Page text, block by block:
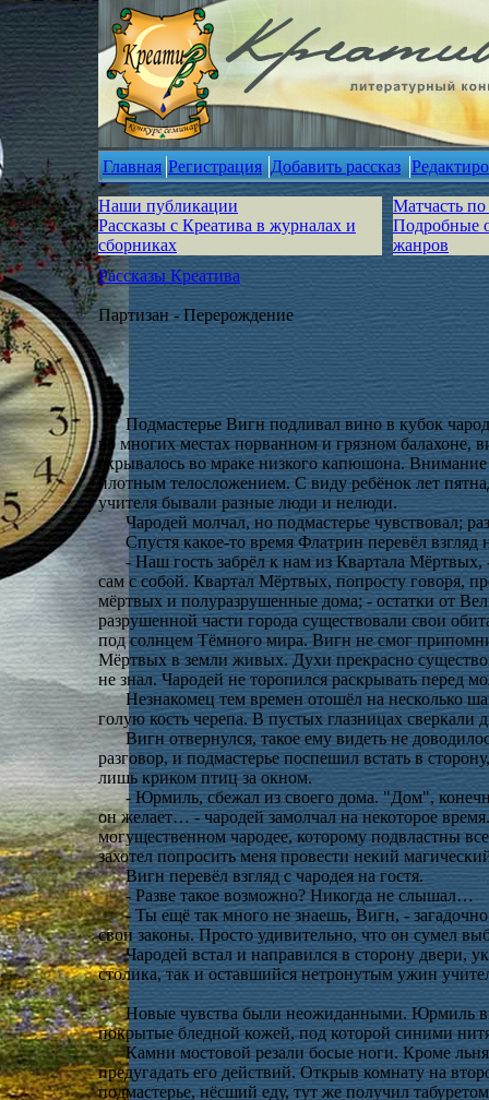
Главная Регистрация Добавить рассказ
Наши публикации
Рассказы с Креатива в журналах и
сборниках
Матчасть
Подробные
жанров
Рассказы Креатива
Партизан - Перерождение
Подмастерье Вигн подливал вино в кубок
во многих местах порванном и грязном
скрывалось во мраке низкого капюшона.
плотным телосложением. С виду ребёнок лет
учителя бывали разные люди и нелюди.
Чародей молчал, но подмастерье чувствовал;
Спустя какое-то время Флатрин перевёл
- Наш гость забрёл к нам из Квартала Мёртвых,
сам с собой. Квартал Мёртвых, попросту говоря,
мёртвых и полуразрушенные дома; - остатки от
разрушенной части города существовали свои
под солнцем Тёмного мира. Вигн не смог
Мёртвых в земли живых. Духи прекрасно
не знал. Чародей не торопился раскрывать перед
Незнакомец тем времен отошёл на несколько
голую кость черепа. В пустых глазницах сверкали
Вигн отвернулся, такое ему видеть не
разговор, и подмастерье поспешил встать в
лишь криком птиц за окном.
- Юрмиль, сбежал из своего дома. "Дом",
он желает… - чародей замолчал на некоторое
могущественном чародее, которому подвластны
захотел попросить меня провести некий
Вигн перевёл взгляд с чародея на гостя.
- Разве такое возможно? Никогда не слышал…
- Ты ещё так много не знаешь, Вигн, -
свои законы. Просто удивительно, что он сумел
Чародей встал и направился в сторону двери,
столика, так и оставшийся нетронутым ужин
Новые чувства были неожиданными. Юрмиль
покрытые бледной кожей, под которой синими
Камни мостовой резали босые ноги. Кроме
предугадать его действий. Открыв комнату на
подмастерье, нёсший еду, тут же получил